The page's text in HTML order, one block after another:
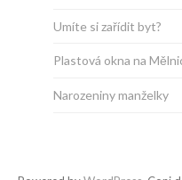
Umíte si zařídit byt?
Plastová okna na
Narozeniny manželky